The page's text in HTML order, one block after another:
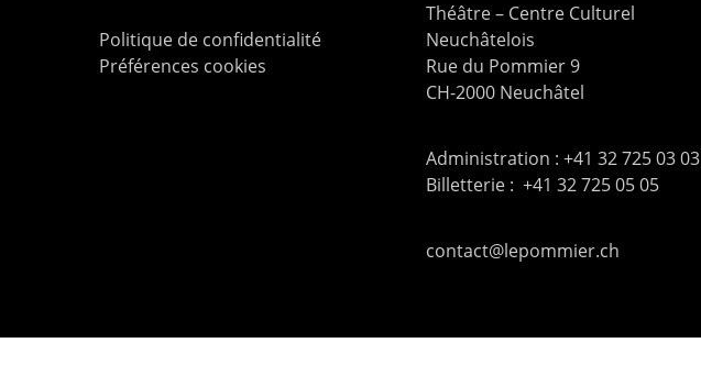
Politique de confidentialité
Préférences cookies
Théâtre – Centre Culturel
Neuchâtelois
Rue du Pommier 9
CH-2000 Neuchâtel
Administration : +41 32 725 03 03
Billetterie : +41 32 725 05 05
contact@lepommier.ch